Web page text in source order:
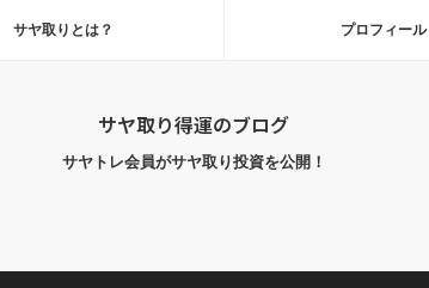
サヤ取りとは？ プロフィール
サヤ取り得運のブログ
サヤトレ会員がサヤ取り投資を公開！